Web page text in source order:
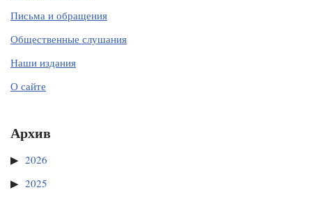
Письма и обращения
Общественные слушания
Наши издания
О сайте
Архив
2026
2025